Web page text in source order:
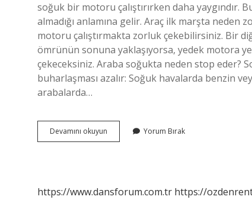
soğuk bir motoru çalıştırırken daha
almadığı anlamına gelir. Araç ilk marşta neden
motoru çalıştırmakta zorluk çekebilirsiniz. Bir
ömrünün sonuna yaklaşıyorsa, yedek motora
çekeceksiniz. Araba soğukta neden stop eder?
buharlaşması azalır: Soğuk havalarda benzin
arabalarda…
Devamını okuyun
Ilk
Yorum Bırak
https://www.dansforum.com.tr https://